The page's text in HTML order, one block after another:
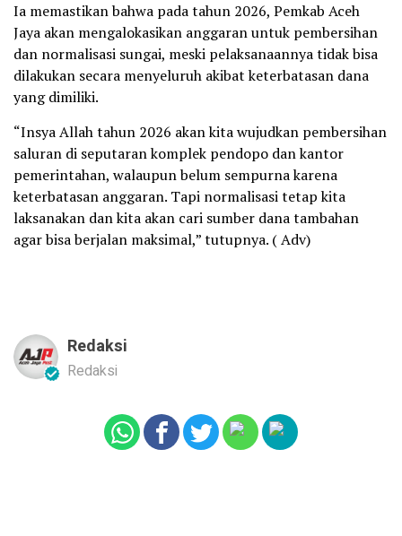
Ia memastikan bahwa pada tahun 2026, Pemkab Aceh
Jaya akan mengalokasikan anggaran untuk pembersihan
dan normalisasi sungai, meski pelaksanaannya tidak bisa
dilakukan secara menyeluruh akibat keterbatasan dana
yang dimiliki.
“Insya Allah tahun 2026 akan kita wujudkan pembersihan
saluran di seputaran komplek pendopo dan kantor
pemerintahan, walaupun belum sempurna karena
keterbatasan anggaran. Tapi normalisasi tetap kita
laksanakan dan kita akan cari sumber dana tambahan
agar bisa berjalan maksimal,” tutupnya. ( Adv)
Redaksi
Redaksi